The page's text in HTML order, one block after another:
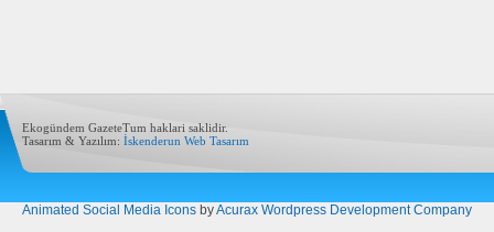
Ekogündem GazeteTum haklari saklidir.
Tasarım & Yazılım: İskenderun Web Tasarım
Animated Social Media Icons byAcurax Wordpress Development Company